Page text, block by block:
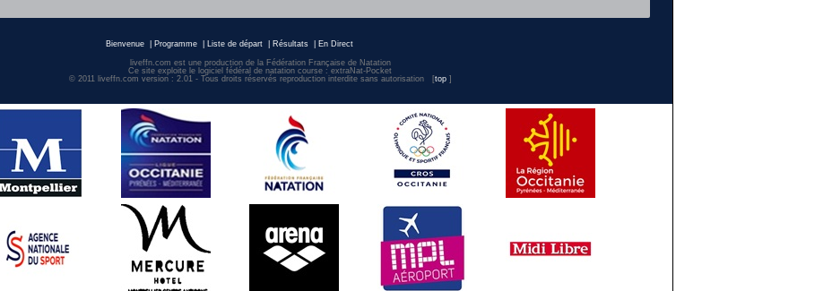
Bienvenue Programme Liste de départ Résultats En Direct
liveffn.com est une production de la Fédération Française de Natation
Ce site exploite le logiciel fédéral de natation course : extraNat-Pocket
© 2011 liveffn.com version : 2.01 - Tous droits réservés reproduction interdite sans autorisation
[top ]